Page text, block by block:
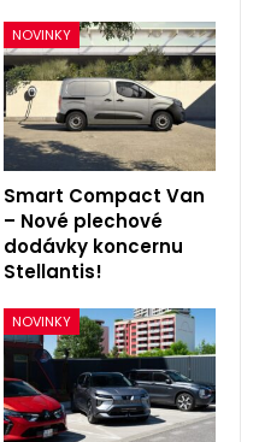
NOVINKY
Smart Compact Van
– Nové plechové
dodávky koncernu
Stellantis!
NOVINKY